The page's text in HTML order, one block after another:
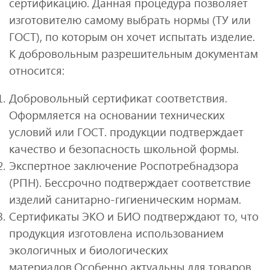
изготовителю самому выбрать нормы (ТУ или
ГОСТ), по которым он хочет испытать изделие.
К добровольным разрешительным документам
относится:
Добровольный сертификат соответствия.
Оформляется на основании технических
условий или ГОСТ. продукции подтверждает
качество и безопасность школьной формы.
Экспертное заключение Роспотребнадзора
(РПН). Бессрочно подтверждает соответствие
изделий санитарно-гигиеническим нормам.
Сертификаты ЭКО и БИО подтверждают то, что
продукция изготовлена использованием
экологичных и биологических
материалов.Особенно актуальны для товаров